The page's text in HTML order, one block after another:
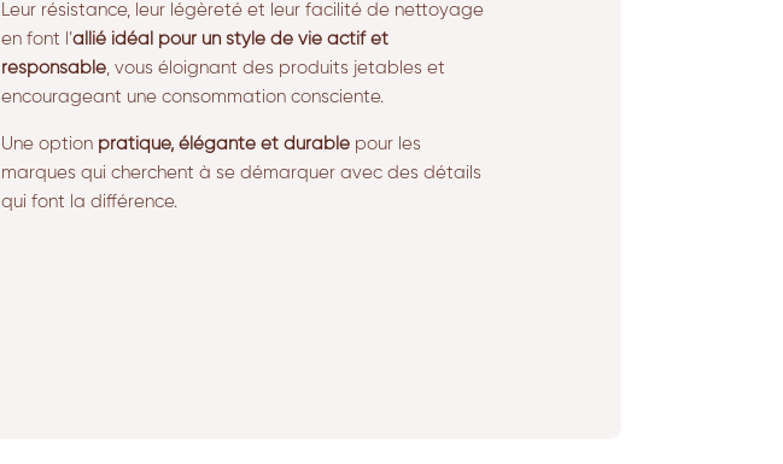
Leur résistance, leur légèreté et leur facilité de nettoyage
en font l’allié idéal pour un style de vie actif et
responsable, vous éloignant des produits jetables et
encourageant une consommation consciente.
Une option pratique, élégante et durablepour les
marques qui cherchent à se démarquer avec des détails
qui font la différence.